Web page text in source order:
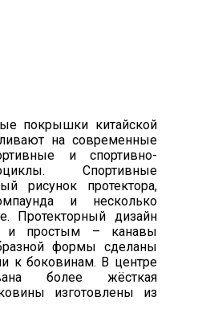
покрышки китайской
на современные
и спортивно-
Спортивные
рисунок протектора,
и несколько
Протекторный дизайн
и простым – канавы
формы сделаны
к боковинам. В центре
более жёсткая
изготовлены из